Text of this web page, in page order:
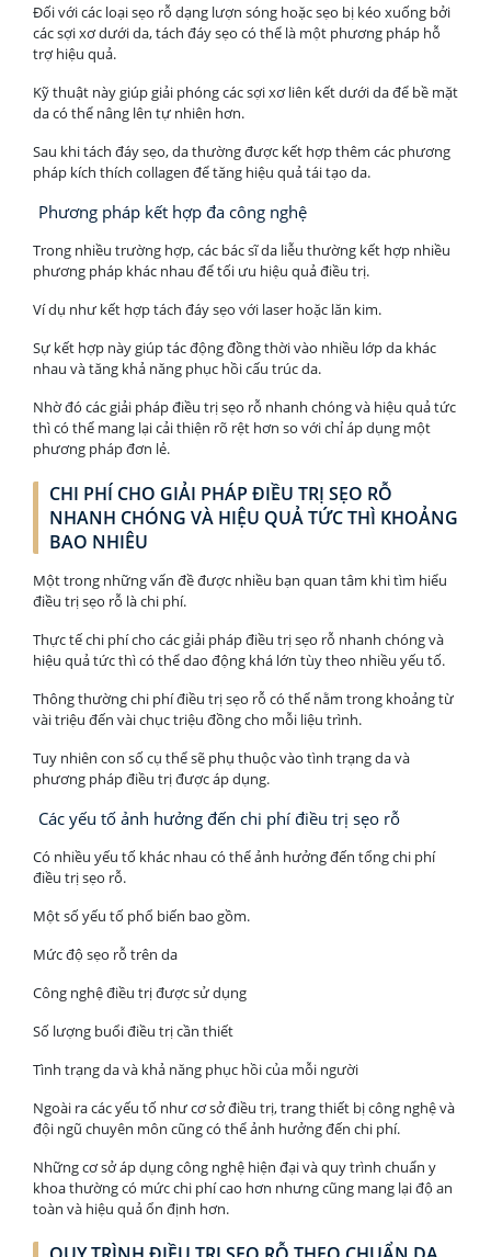
Đối với các loại sẹo rỗ dạng lượn sóng hoặc sẹo bị kéo xuống bởi
các sợi xơ dưới da, tách đáy sẹo có thể là một phương pháp hỗ
trợ hiệu quả.
Kỹ thuật này giúp giải phóng các sợi xơ liên kết dưới da để bề mặt
da có thể nâng lên tự nhiên hơn.
Sau khi tách đáy sẹo, da thường được kết hợp thêm các phương
pháp kích thích collagen để tăng hiệu quả tái tạo da.
Phương pháp kết hợp đa công nghệ
Trong nhiều trường hợp, các bác sĩ da liễu thường kết hợp nhiều
phương pháp khác nhau để tối ưu hiệu quả điều trị.
Ví dụ như kết hợp tách đáy sẹo với laser hoặc lăn kim.
Sự kết hợp này giúp tác động đồng thời vào nhiều lớp da khác
nhau và tăng khả năng phục hồi cấu trúc da.
Nhờ đó các giải pháp điều trị sẹo rỗ nhanh chóng và hiệu quả tức
thì có thể mang lại cải thiện rõ rệt hơn so với chỉ áp dụng một
phương pháp đơn lẻ.
CHI PHÍ CHO GIẢI PHÁP ĐIỀU TRỊ SẸO RỖ
NHANH CHÓNG VÀ HIỆU QUẢ TỨC THÌ KHOẢNG
BAO NHIÊU
Một trong những vấn đề được nhiều bạn quan tâm khi tìm hiểu
điều trị sẹo rỗ là chi phí.
Thực tế chi phí cho các giải pháp điều trị sẹo rỗ nhanh chóng và
hiệu quả tức thì có thể dao động khá lớn tùy theo nhiều yếu tố.
Thông thường chi phí điều trị sẹo rỗ có thể nằm trong khoảng từ
vài triệu đến vài chục triệu đồng cho mỗi liệu trình.
Tuy nhiên con số cụ thể sẽ phụ thuộc vào tình trạng da và
phương pháp điều trị được áp dụng.
Các yếu tố ảnh hưởng đến chi phí điều trị sẹo rỗ
Có nhiều yếu tố khác nhau có thể ảnh hưởng đến tổng chi phí
điều trị sẹo rỗ.
Một số yếu tố phổ biến bao gồm.
Mức độ sẹo rỗ trên da
Công nghệ điều trị được sử dụng
Số lượng buổi điều trị cần thiết
Tình trạng da và khả năng phục hồi của mỗi người
Ngoài ra các yếu tố như cơ sở điều trị, trang thiết bị công nghệ và
đội ngũ chuyên môn cũng có thể ảnh hưởng đến chi phí.
Những cơ sở áp dụng công nghệ hiện đại và quy trình chuẩn y
khoa thường có mức chi phí cao hơn nhưng cũng mang lại độ an
toàn và hiệu quả ổn định hơn.